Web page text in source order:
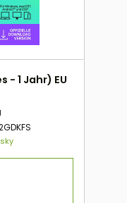
- 1 Jahr) EU